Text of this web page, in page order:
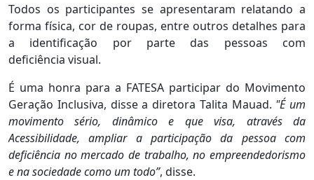
Todos os participantes se apresentaram relatando a
forma física, cor de roupas, entre outros detalhes para
a identificação por parte das pessoas com
deficiência visual.
É uma honra para a FATESA participar do Movimento
Geração Inclusiva, disse a diretora Talita Mauad. "É um
movimento sério, dinâmico e que visa, através da
Acessibilidade, ampliar a participação da pessoa com
deficiência no mercado de trabalho, no empreendedorismo
e na sociedade como um todo”, disse.